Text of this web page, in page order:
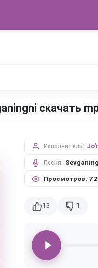
скачать
Исполнитель:
Песня:
Просмотров: 7
13 1